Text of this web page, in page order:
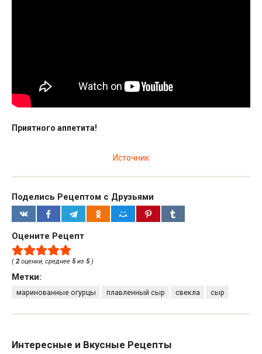
Приятного аппетита!
Источник
Поделись Рецептом с Друзьями
Оцените Рецепт
(2оценки, среднее 5из 5)
Метки:
маринованные огурцы плавленный сыр свекла сыр
Интересные и Вкусные Рецепты